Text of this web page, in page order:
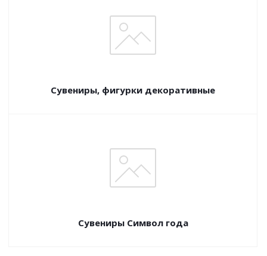
Сувениры, фигурки декоративные
Сувениры Символ года